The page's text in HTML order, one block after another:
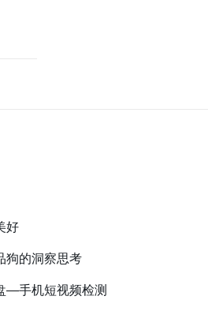
好
狗的洞察思考
—手机短视频检测